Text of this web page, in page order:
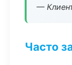
—
Часто